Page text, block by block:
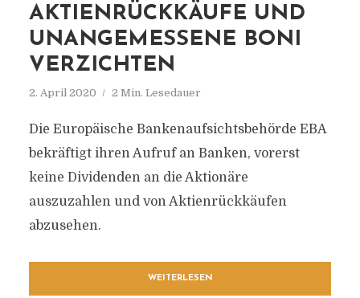
AKTIENRÜCKKÄUFE UND
UNANGEMESSENE BONI
VERZICHTEN
2. April 2020 2 Min. Lesedauer
Die Europäische Bankenaufsichtsbehörde EBA
bekräftigt ihren Aufruf an Banken, vorerst
keine Dividenden an die Aktionäre
auszuzahlen und von Aktienrückkäufen
abzusehen.
WEITERLESEN